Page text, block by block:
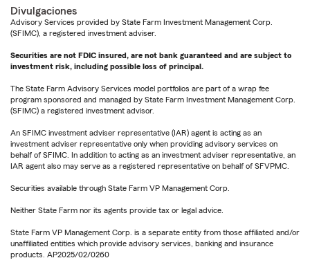
Divulgaciones
Advisory Services provided by State Farm Investment Management Corp.
(SFIMC), a registered investment adviser.
Securities are not FDIC insured, are not bank guaranteed and are subject to
investment risk, including possible loss of principal.
The State Farm Advisory Services model portfolios are part of a wrap fee
program sponsored and managed by State Farm Investment Management Corp.
(SFIMC) a registered investment advisor.
An SFIMC investment adviser representative (IAR) agent is acting as an
investment adviser representative only when providing advisory services on
behalf of SFIMC. In addition to acting as an investment adviser representative, an
IAR agent also may serve as a registered representative on behalf of SFVPMC.
Securities available through State Farm VP Management Corp.
Neither State Farm nor its agents provide tax or legal advice.
State Farm VP Management Corp. is a separate entity from those affiliated and/or
unaffiliated entities which provide advisory services, banking and insurance
products. AP2025/02/0260